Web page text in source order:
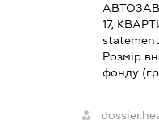
17,
Розмір
фонду